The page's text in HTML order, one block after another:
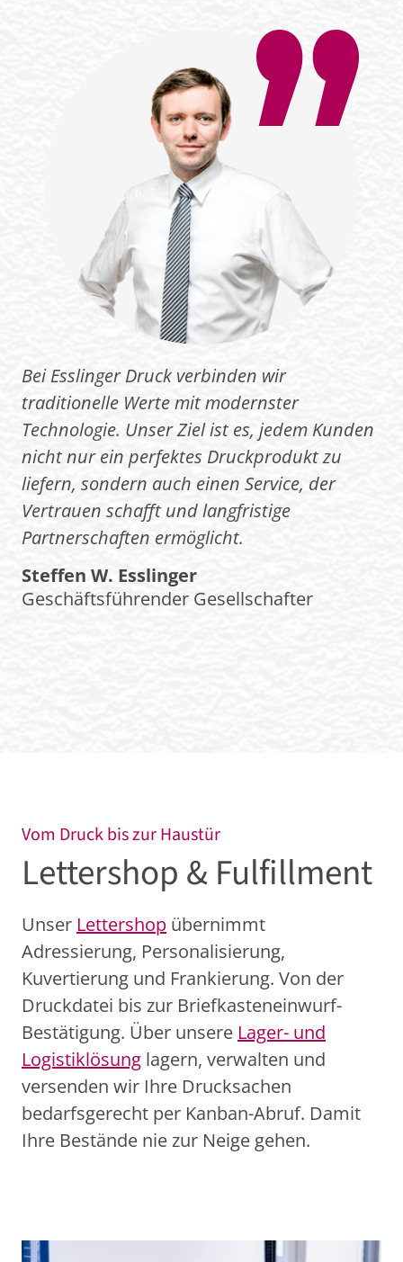
Bei Esslinger Druck verbinden wir
traditionelle Werte mit modernster
Technologie. Unser Ziel ist es, jedem Kunden
nicht nur ein perfektes Druckprodukt zu
liefern, sondern auch einen Service, der
Vertrauen schafft und langfristige
Partnerschaften ermöglicht.
Steffen W. Esslinger
Geschäftsführender Gesellschafter
Vom Druck bis zur Haustür
Lettershop & Fulfillment
Unser Lettershop übernimmt
Adressierung, Personalisierung,
Kuvertierung und Frankierung. Von der
Druckdatei bis zur Briefkasteneinwurf-
Bestätigung. Über unsere Lager- und
Logistiklösung lagern, verwalten und
versenden wir Ihre Drucksachen
bedarfsgerecht per Kanban-Abruf. Damit
Ihre Bestände nie zur Neige gehen.